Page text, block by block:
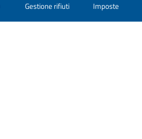
Gestione rifiuti Imposte